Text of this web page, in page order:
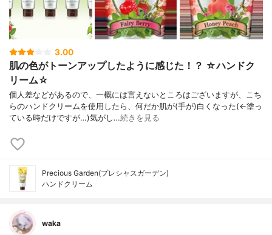
3.00
肌の色がトーンアップしたように感じた！？ ☆ハンドク
リーム☆
個人差などがあるので、一概には言えないところはございますが、こち
らのハンドクリームを使用したら、何だか肌が(手が)白くなった(←塗っ
ている時だけですが…)気がし…続きを見る
Precious Garden(プレシャスガーデン)
ハンドクリーム
waka